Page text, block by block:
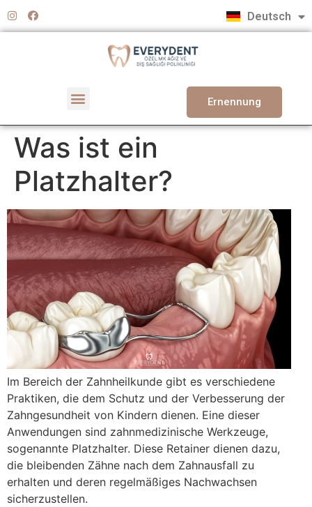
Deutsch
English
Ernennung
Was ist ein
Platzhalter?
Im Bereich der Zahnheilkunde gibt es verschiedene
Praktiken, die dem Schutz und der Verbesserung der
Zahngesundheit von Kindern dienen. Eine dieser
Anwendungen sind zahnmedizinische Werkzeuge,
sogenannte Platzhalter. Diese Retainer dienen dazu,
die bleibenden Zähne nach dem Zahnausfall zu
erhalten und deren regelmäßiges Nachwachsen
sicherzustellen.